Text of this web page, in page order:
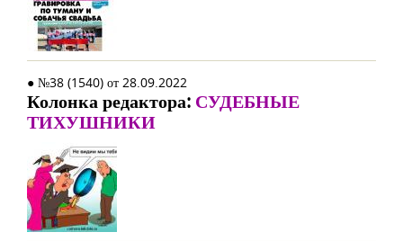
● №38 (1540) от 28.09.2022
Колонка редактора: СУДЕБНЫЕ
ТИХУШНИКИ